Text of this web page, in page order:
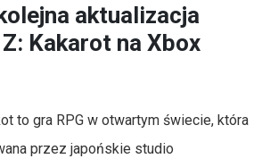
aktualizacja
Kakarot na Xbox
to gra RPG w otwartym świecie, która
przez japońskie studio